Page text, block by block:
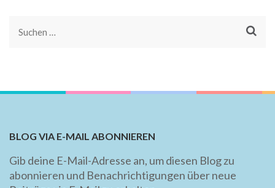
Suchen
BLOG VIA E-MAIL ABONNIEREN
Gib deine E-Mail-Adresse an, um diesen Blog zu
abonnieren und Benachrichtigungen über neue